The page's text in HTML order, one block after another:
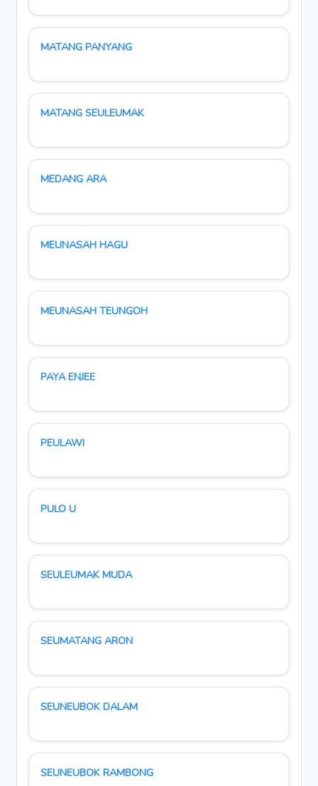
MATANG PANYANG
MATANG SEULEUMAK
MEDANG ARA
MEUNASAH HAGU
MEUNASAH TEUNGOH
PAYA ENJEE
PEULAWI
PULO U
SEULEUMAK MUDA
SEUMATANG ARON
SEUNEUBOK DALAM
SEUNEUBOK RAMBONG